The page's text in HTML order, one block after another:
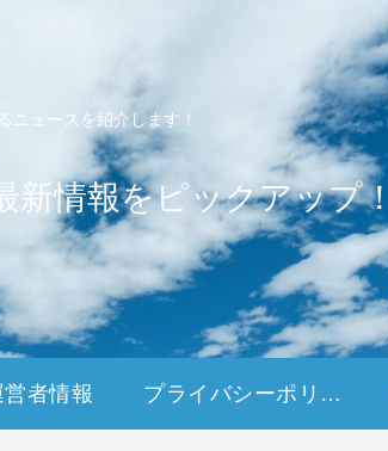
ニュースを紹介します！
情報をピックアップ！
営者情報 プライバシーポリシー